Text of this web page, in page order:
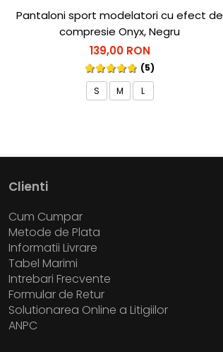
Pantaloni sport modelatori cu efect de
compresie Onyx, Negru
139,00 RON
(5)
S
M L
Clienti
Cum Cumpar
Metode de Plata
Informatii Livrare
Tabel Marimi
Intrebari Frecvente
Formular de Retur
Solutionarea Online a Litigiilor
ANPC